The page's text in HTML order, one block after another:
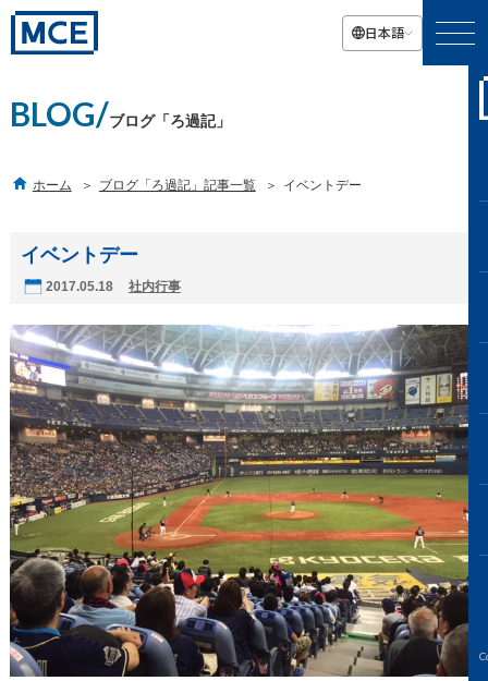
日本語
BLOG/ブログ「ろ過記」
 ホーム ブログ「ろ過記」記事一覧 イベントデー
イベントデー
2017.05.18 社内行事